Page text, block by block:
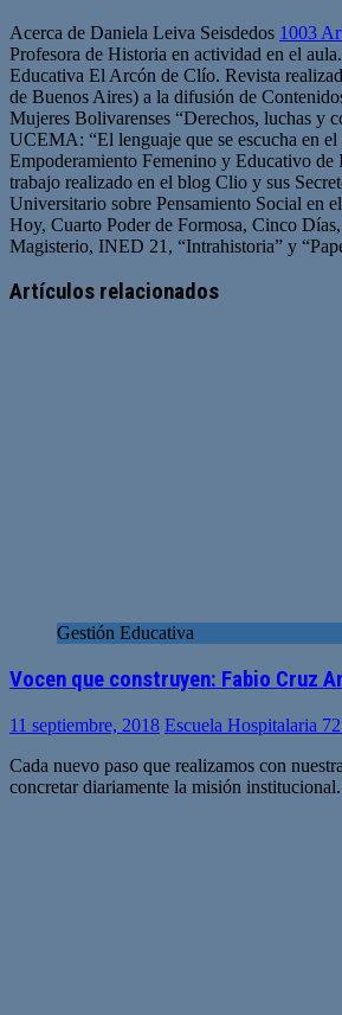
Acerca de Daniela Leiva Seisdedos 1003
Profesora de Historia en actividad en el
Educativa El Arcón de Clío. Revista
de Buenos Aires) a la difusión de
Mujeres Bolivarenses “Derechos, luchas y
UCEMA: “El lenguaje que se escucha en
Empoderamiento Femenino y Educativo
trabajo realizado en el blog Clio y sus
Universitario sobre Pensamiento Social en
Hoy, Cuarto Poder de Formosa, Cinco
Magisterio, INED 21, “Intrahistoria” y
web
Artículos relacionados
Gestión Educativa
Vocen que construyen: Fabio Cruz
11 septiembre, 2018 Escuela Hospitalaria
Cada nuevo paso que realizamos con
concretar diariamente la misión